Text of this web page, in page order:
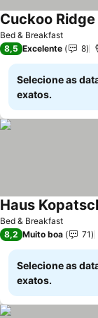
Bed & Breakfast
Cuckoo
8,5 Excelente 8
Selecione as
exatos.
Bed & Breakfast
Haus
8,2 Muito boa 71
Selecione as
exatos.